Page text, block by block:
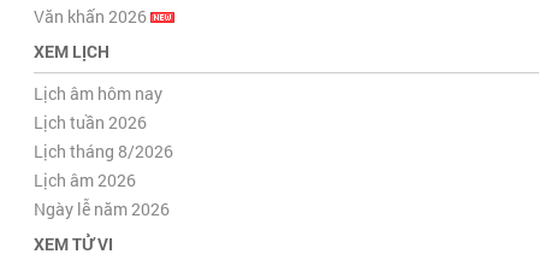
Văn khấn 2026
XEM LỊCH
Lịch âm hôm nay
Lịch tuần 2026
Lịch tháng 8/2026
Lịch âm 2026
Ngày lễ năm 2026
XEM TỬ VI